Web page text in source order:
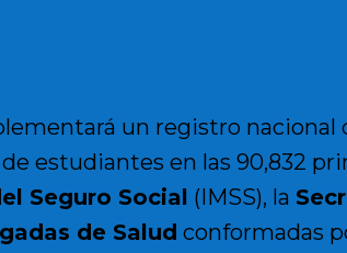
un registro nacional
estudiantes en las 90,832
Seguro Social (IMSS), la
de Salud conformadas